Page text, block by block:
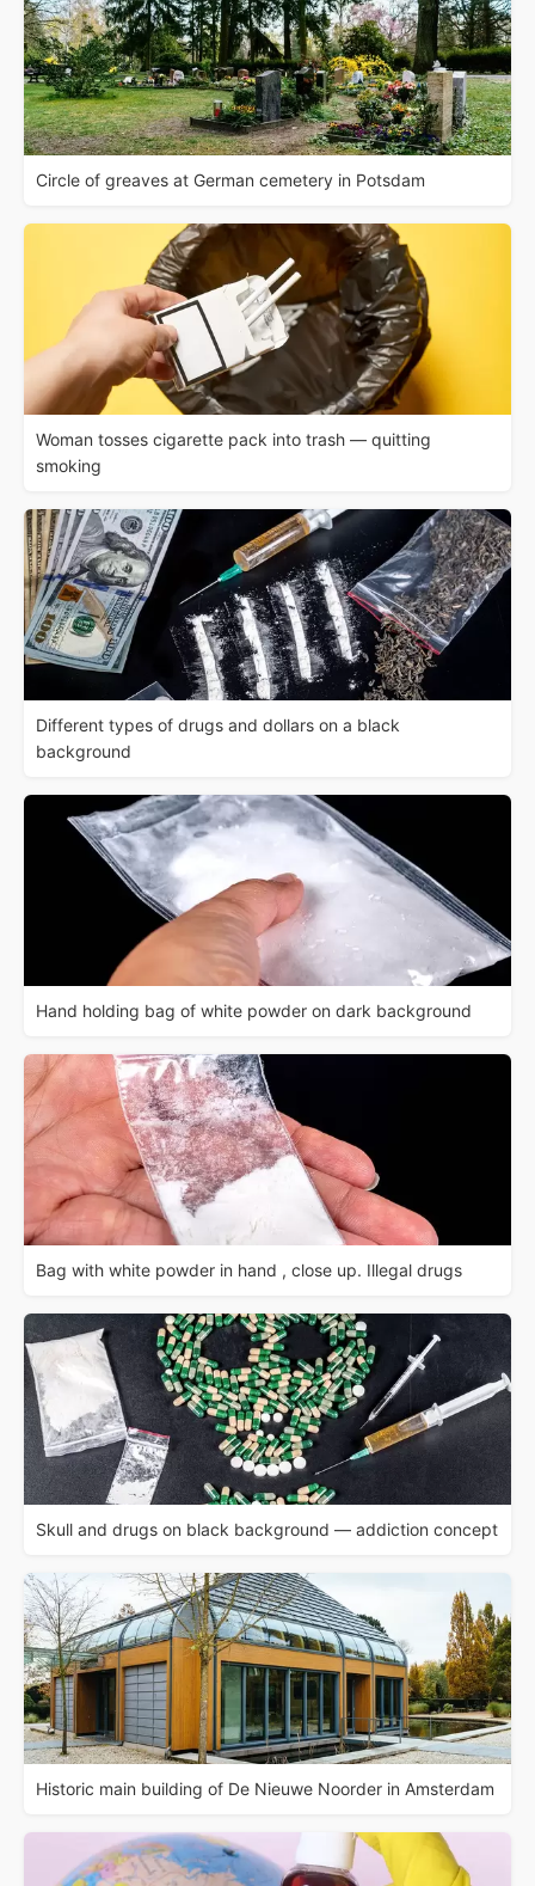
Circle of greaves at German cemetery in Potsdam
Woman tosses cigarette pack into trash — quitting
smoking
Different types of drugs and dollars on a black
background
Hand holding bag of white powder on dark background
Bag with white powder in hand , close up. Illegal drugs
Skull and drugs on black background — addiction concept
Historic main building of De Nieuwe Noorder in Amsterdam